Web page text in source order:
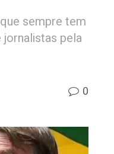
sempre tem
pela
0